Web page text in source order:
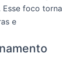
Esse foco torna
e